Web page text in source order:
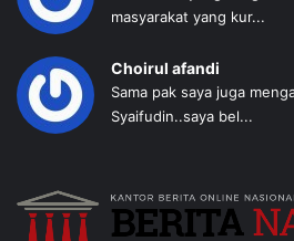
masyarakat yang kur...
Choirul afandi
Sama pak saya juga
Syaifudin..saya bel...